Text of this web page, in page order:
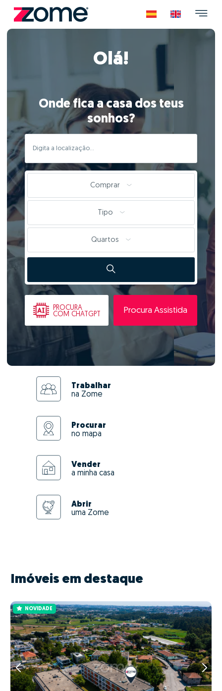
Olá!
Onde fica a casa dos teus
sonhos?
Comprar
Tipo
Quartos
PROCURA
COM CHATGPT
Procura Assistida
Trabalhar
na Zome
Procurar
no mapa
Vender
a minha casa
Abrir
uma Zome
Imóveis em destaque
NOVIDADE